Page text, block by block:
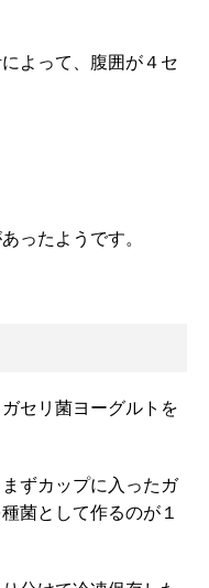
よって、腹囲が４セ
ったようです。
セリ菌ヨーグルトを
ずカップに入ったガ
菌として作るのが１